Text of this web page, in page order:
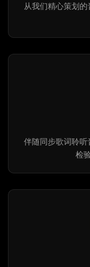
从我们精心策划
伴随同步歌词聆
检